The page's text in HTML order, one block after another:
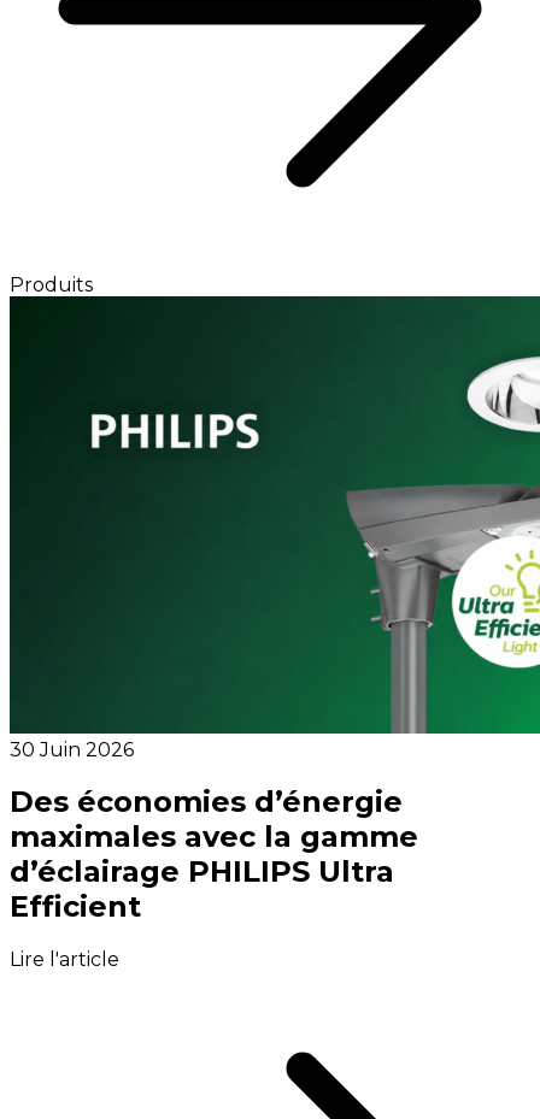
Produits
30 Juin 2026
Des économies d’énergie
maximales avec la gamme
d’éclairage PHILIPS Ultra
Efficient
Lire l'article